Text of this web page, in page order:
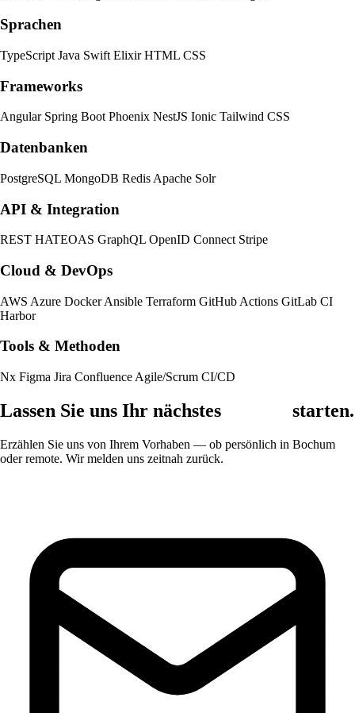
Sprachen
TypeScript Java Swift ElixirHTML CSS
Frameworks
Angular Spring BootPhoenix NestJS Ionic Tailwind CSS
Datenbanken
PostgreSQL MongoDB Redis Apache Solr
API & Integration
REST HATEOAS GraphQL OpenID Connect Stripe
Cloud & DevOps
AWS Azure DockerAnsible Terraform GitHub Actions GitLab CI
Harbor
Tools & Methoden
Nx Figma Jira Confluence Agile/Scrum CI/CD
Lassen Sie uns Ihr nächstes starten.
Erzählen Sie uns von Ihrem Vorhaben — ob persönlich in Bochum
oder remote. Wir melden uns zeitnah zurück.